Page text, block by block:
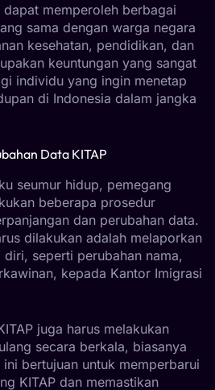
dapat memperoleh berbagai
sama dengan warga negara
kesehatan, pendidikan, dan
keuntungan yang sangat
individu yang ingin menetap
di Indonesia dalam jangka
Data KITAP
seumur hidup, pemegang
beberapa prosedur
dan perubahan data.
dilakukan adalah melaporkan
seperti perubahan nama,
kepada Kantor Imigrasi
juga harus melakukan
secara berkala, biasanya
bertujuan untuk memperbarui
KITAP dan memastikan